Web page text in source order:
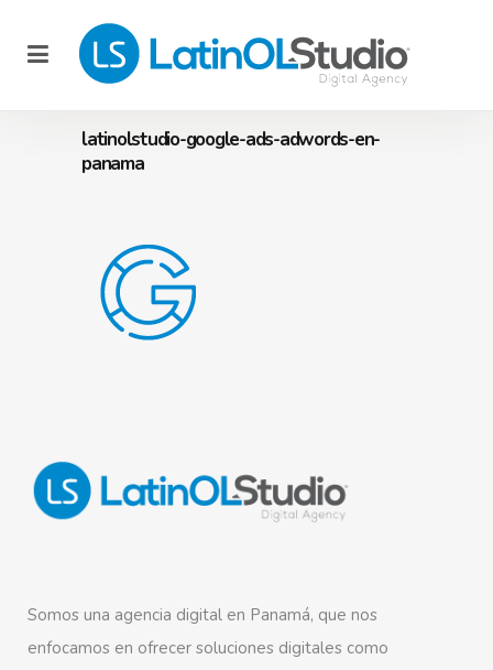
latinolstudio-google-ads-adwords-en-
panama
Somos una agencia digital en Panamá, que nos
enfocamos en ofrecer soluciones digitales como